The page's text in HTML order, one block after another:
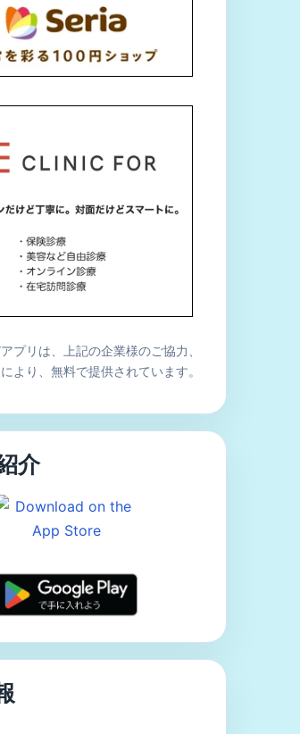
プリは、上記の企業様のご協力、
より、無料で提供されています。
介